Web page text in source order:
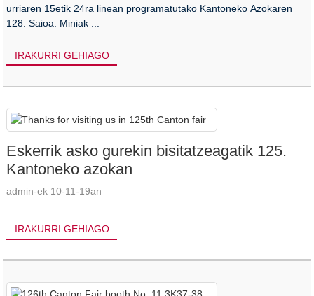
urriaren 15etik 24ra linean programatutako Kantoneko Azokaren
128. Saioa. Miniak ...
IRAKURRI GEHIAGO
Eskerrik asko gurekin bisitatzeagatik 125.
Kantoneko azokan
admin-ek 10-11-19an
IRAKURRI GEHIAGO